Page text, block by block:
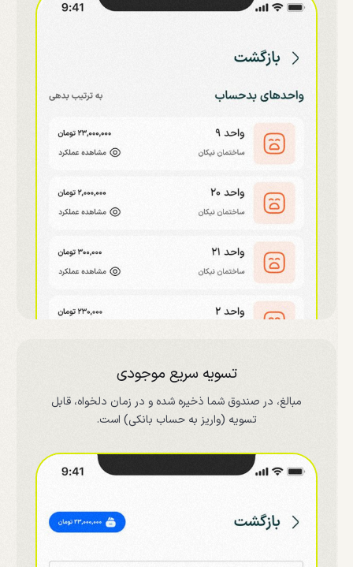
تسویه سریع موجودی
مبالغ، در صندوق شما ذخیره شده و در زمان دلخواه، قابل
تسویه (واریز به حساب بانکی) است.